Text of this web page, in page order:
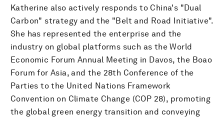
Katherine also actively responds to China's "Dual
Carbon" strategy and the "Belt and Road Initiative".
She has represented the enterprise and the
industry on global platforms such as the World
Economic Forum Annual Meeting in Davos, the Boao
Forum for Asia, and the 28th Conference of the
Parties to the United Nations Framework
Convention on Climate Change (COP 28), promoting
the global green energy transition and conveying